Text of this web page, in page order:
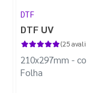
DTF
DTF UV
(25
210x297mm -
Folha